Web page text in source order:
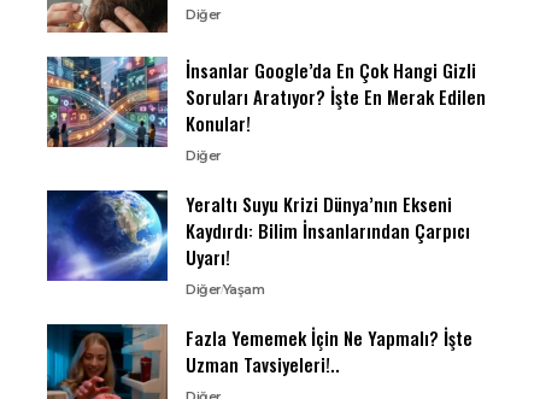
Diğer
İnsanlar Google’da En Çok Hangi Gizli
Soruları Aratıyor? İşte En Merak Edilen
Konular!
Diğer
Yeraltı Suyu Krizi Dünya’nın Ekseni
Kaydırdı: Bilim İnsanlarından Çarpıcı
Uyarı!
DiğerYaşam
Fazla Yememek İçin Ne Yapmalı? İşte
Uzman Tavsiyeleri!..